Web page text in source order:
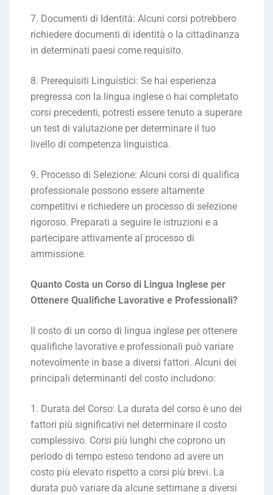
7. Documenti di Identità: Alcuni corsi potrebbero
richiedere documenti di identità o la cittadinanza
in determinati paesi come requisito.
8. Prerequisiti Linguistici: Se hai esperienza
pregressa con la lingua inglese o hai completato
corsi precedenti, potresti essere tenuto a superare
un test di valutazione per determinare il tuo
livello di competenza linguistica.
9. Processo di Selezione: Alcuni corsi di qualifica
professionale possono essere altamente
competitivi e richiedere un processo di selezione
rigoroso. Preparati a seguire le istruzioni e a
partecipare attivamente al processo di
ammissione.
Quanto Costa un Corso di Lingua Inglese per
Ottenere Qualifiche Lavorative e Professionali?
Il costo di un corso di lingua inglese per ottenere
qualifiche lavorative e professionali può variare
notevolmente in base a diversi fattori. Alcuni dei
principali determinanti del costo includono:
1. Durata del Corso: La durata del corso è uno dei
fattori più significativi nel determinare il costo
complessivo. Corsi più lunghi che coprono un
periodo di tempo esteso tendono ad avere un
costo più elevato rispetto a corsi più brevi. La
durata può variare da alcune settimane a diversi